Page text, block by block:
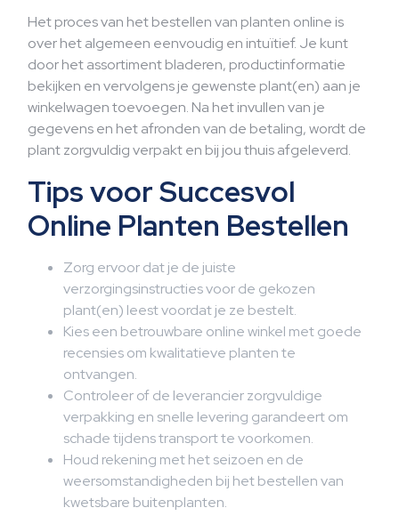
Het proces van het bestellen van planten online is
over het algemeen eenvoudig en intuïtief. Je kunt
door het assortiment bladeren, productinformatie
bekijken en vervolgens je gewenste plant(en) aan je
winkelwagen toevoegen. Na het invullen van je
gegevens en het afronden van de betaling, wordt de
plant zorgvuldig verpakt en bij jou thuis afgeleverd.
Tips voor Succesvol
Online Planten Bestellen
Zorg ervoor dat je de juiste
verzorgingsinstructies voor de gekozen
plant(en) leest voordat je ze bestelt.
Kies een betrouwbare online winkel met goede
recensies om kwalitatieve planten te
ontvangen.
Controleer of de leverancier zorgvuldige
verpakking en snelle levering garandeert om
schade tijdens transport te voorkomen.
Houd rekening met het seizoen en de
weersomstandigheden bij het bestellen van
kwetsbare buitenplanten.